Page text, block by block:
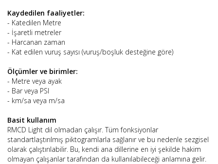
Kaydedilen faaliyetler:
- Katedilen Metre
- İşaretli metreler
- Harcanan zaman
- Kat edilen vuruş sayısı (vuruş/boşluk desteğine göre)
Ölçümler ve birimler:
- Metre veya ayak
- Bar veya PSI
- km/sa veya m/sa
Basit kullanım
RMCD Light dil olmadan çalışır. Tüm fonksiyonlar
standartlaştırılmış piktogramlarla sağlanır ve bu nedenle sezgisel
olarak çalıştırılabilir. Bu, kendi ana dillerine en iyi şekilde hakim
olmayan çalışanlar tarafından da kullanılabileceği anlamına gelir.